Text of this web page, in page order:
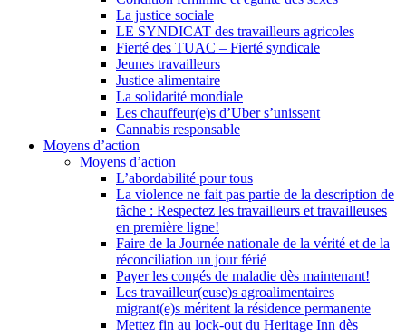
La justice sociale
LE SYNDICAT des travailleurs agricoles
Fierté des TUAC – Fierté syndicale
Jeunes travailleurs
Justice alimentaire
La solidarité mondiale
Les chauffeur(e)s d’Uber s’unissent
Cannabis responsable
Moyens d’action
Moyens d’action
L’abordabilité pour tous
La violence ne fait pas partie de la description de
tâche : Respectez les travailleurs et travailleuses
en première ligne!
Faire de la Journée nationale de la vérité et de la
réconciliation un jour férié
Payer les congés de maladie dès maintenant!
Les travailleur(euse)s agroalimentaires
migrant(e)s méritent la résidence permanente
Mettez fin au lock-out du Heritage Inn dès